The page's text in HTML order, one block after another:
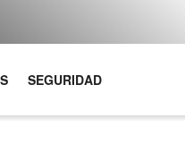
SEGURIDAD